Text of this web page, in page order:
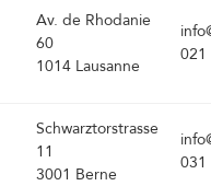
Av. de Rhodanie
60
1014 Lausanne
021
Schwarztorstrasse
11
3001 Berne
031